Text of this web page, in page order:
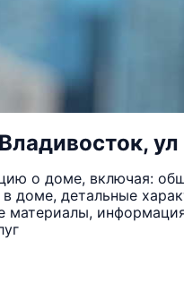
о доме, включая:
доме, детальные
материалы,